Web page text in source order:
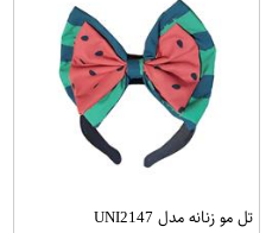
تل مو زنانه مدل UNI2147